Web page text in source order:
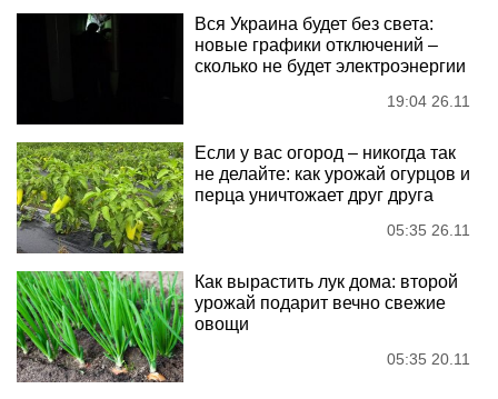
Вся Украина будет без света:
новые графики отключений –
сколько не будет электроэнергии
19:04 26.11
Если у вас огород – никогда так
не делайте: как урожай огурцов и
перца уничтожает друг друга
05:35 26.11
Как вырастить лук дома: второй
урожай подарит вечно свежие
овощи
05:35 20.11